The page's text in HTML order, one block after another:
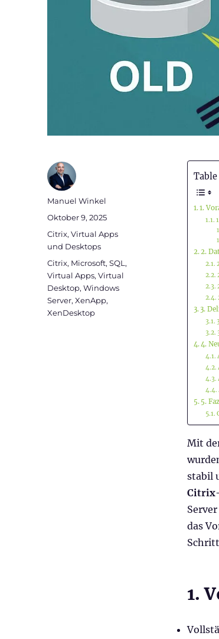
1.
2.
3.
4.
5.
Mit
stabil
das
1.
Autor
Manuel Winkel
Veröffentlicht
am
Oktober 9, 2025
Kategorien
Citrix,Virtual Apps
und Desktops
Schlagwörter
Citrix, Microsoft,SQL ,
Virtual Apps,Virtual
Desktop,Windows
Server,XenApp,
XenDesktop